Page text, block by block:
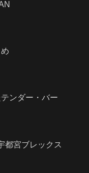
ンダー・バー
都宮ブレックス